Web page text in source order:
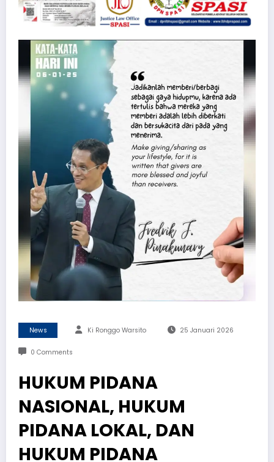
News Ki Ronggo Warsito 25 Januari 2026
0 Comments
HUKUM PIDANA
NASIONAL, HUKUM
PIDANA LOKAL, DAN
HUKUM PIDANA